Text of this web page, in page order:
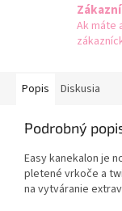
Ak máte
Popis Diskusia
Podrobný
Easy kanekalon je
pletené vrkoče a
na vytváranie